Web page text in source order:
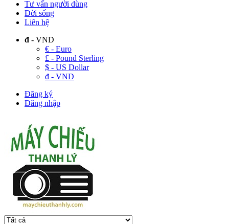
Tư vấn người dùng
Đời sống
Liên hệ
đ - VND
€ - Euro
£ - Pound Sterling
$ - US Dollar
đ - VND
Đăng ký
Đăng nhập